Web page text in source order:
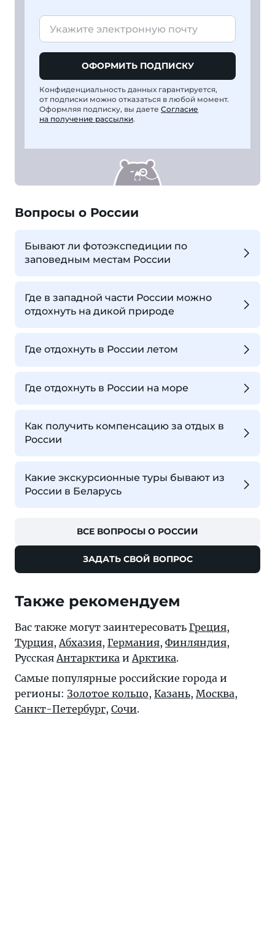
ОФОРМИТЬ ПОДПИСКУ
Конфиденциальность данных гарантируется,
от подписки можно отказаться в любой момент.
Оформляя подписку, вы даете Согласие
на получение рассылки.
Вопросы о России
Бывают ли фотоэкспедиции по
заповедным местам России
Где в западной части России можно
отдохнуть на дикой природе
Где отдохнуть в России летом
Где отдохнуть в России на море
Как получить компенсацию за отдых в
России
Какие экскурсионные туры бывают из
России в Беларусь
ВСЕ ВОПРОСЫ О РОССИИ
ЗАДАТЬ СВОЙ ВОПРОС
Также рекомендуем
Вас также могут заинтересовать Греция,
Турция, Абхазия, Германия, Финляндия,
Русская Антарктика и Арктика.
Самые популярные российские города и
регионы: Золотое кольцо, Казань, Москва,
Санкт-Петербург, Сочи.